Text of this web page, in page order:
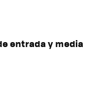
entrada y media